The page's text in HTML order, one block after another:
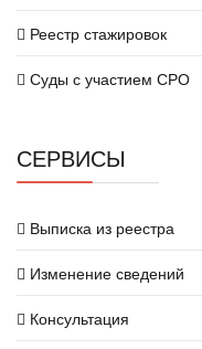
Реестр стажировок
Суды с участием СРО
СЕРВИСЫ
Выписка из реестра
Изменение сведений
Консультация